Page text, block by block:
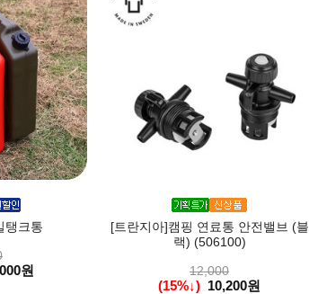
탱크통
원
[트란지아]캠핑 연료통 안전밸브 (블
랙) (506100)
12,000
(15%↓) 10,200원